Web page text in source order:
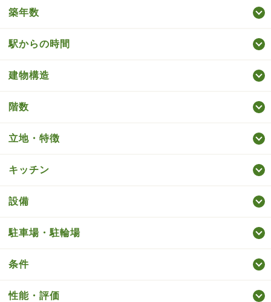
築年数
駅からの時間
建物構造
階数
立地・特徴
キッチン
設備
駐車場・駐輪場
条件
性能・評価